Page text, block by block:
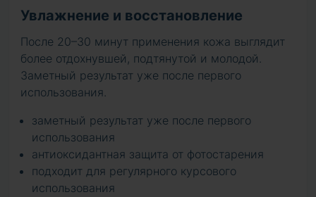
Увлажнение и восстановление
После 20–30 минут применения кожа выглядит
более отдохнувшей, подтянутой и молодой.
Заметный результат уже после первого
использования.
заметный результат уже после первого
использования
антиоксидантная защита от фотостарения
подходит для регулярного курсового
использования